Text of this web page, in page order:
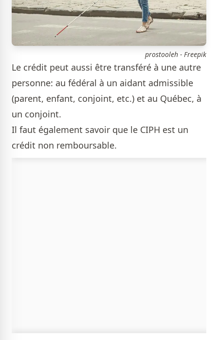
prostooleh - Freepik
Le crédit peut aussi être transféré à une autre
personne: au fédéral à un aidant admissible
(parent, enfant, conjoint, etc.) et au Québec, à
un conjoint.
Il faut également savoir que le CIPH est un
crédit non remboursable.